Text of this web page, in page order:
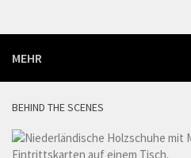
MEHR
BEHIND THE SCENES